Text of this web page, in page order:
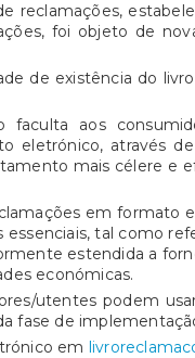
reclamações,
foi objeto de
de existência do
faculta aos
eletrónico, através
mais célere e
em formato
tal como
estendida a
económicas.
utentes podem
fase de
em